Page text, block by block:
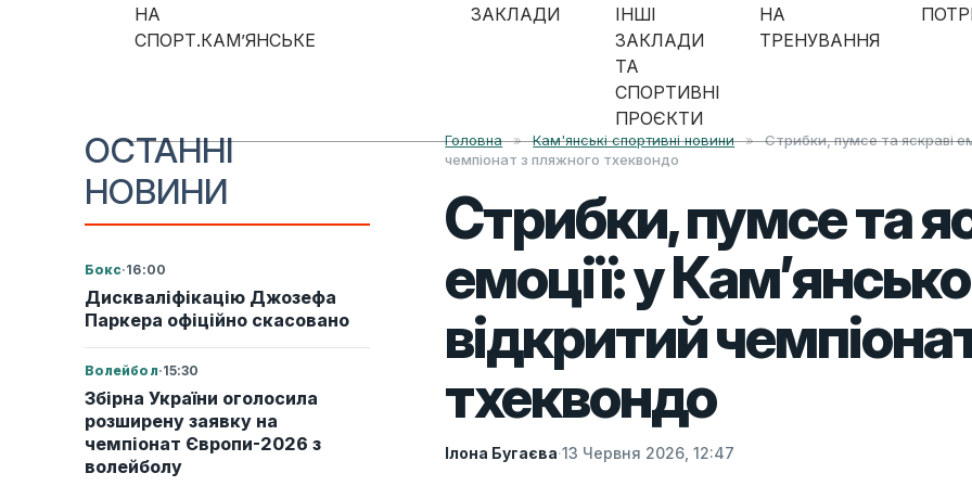
Skip to content
НА
СПОРТ.КАМ’ЯНСЬКЕ
ЗАКЛАДИ
ІНШІ
ЗАКЛАДИ
ТА
СПОРТИВНІ
ПРОЄКТИ
НА
ТРЕНУВАННЯ
ОСТАННІ
НОВИНИ
Бокс·16:00
Дискваліфікацію Джозефа
Паркера офіційно скасовано
Волейбол·15:30
Збірна України оголосила
розширену заявку на
чемпіонат Європи-2026 з
волейболу
Головна » Кам'янські спортивні новини » Стрибки, пумсе та яскраві
чемпіонат з пляжного тхеквондо
Стрибки, пумсе та
емоції: у
відкритий
тхеквондо
Ілона Бугаєва·13 Червня 2026, 12:47